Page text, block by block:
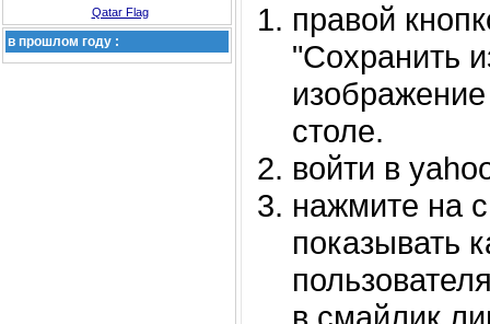
Qatar Flag
в прошлом году :
правой
"Сохранить
столе.
войти в
нажмите на
показывать